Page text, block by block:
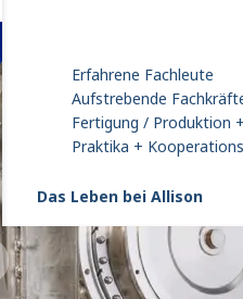
Erfahrene Fachleute
Aufstrebende
Fertigung / Produktion
Praktika +
Das Leben bei Allison